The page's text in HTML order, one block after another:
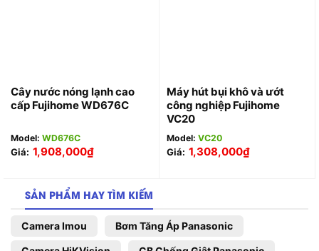
Cây nước nóng lạnh cao
cấp Fujihome WD676C
Model: WD676C
Giá: 1,908,000₫
Máy hút bụi khô và ướt
công nghiệp Fujihome
VC20
Model: VC20
Giá: 1,308,000₫
SẢN PHẨM HAY TÌM KIẾM
Camera Imou Bơm Tăng Áp Panasonic